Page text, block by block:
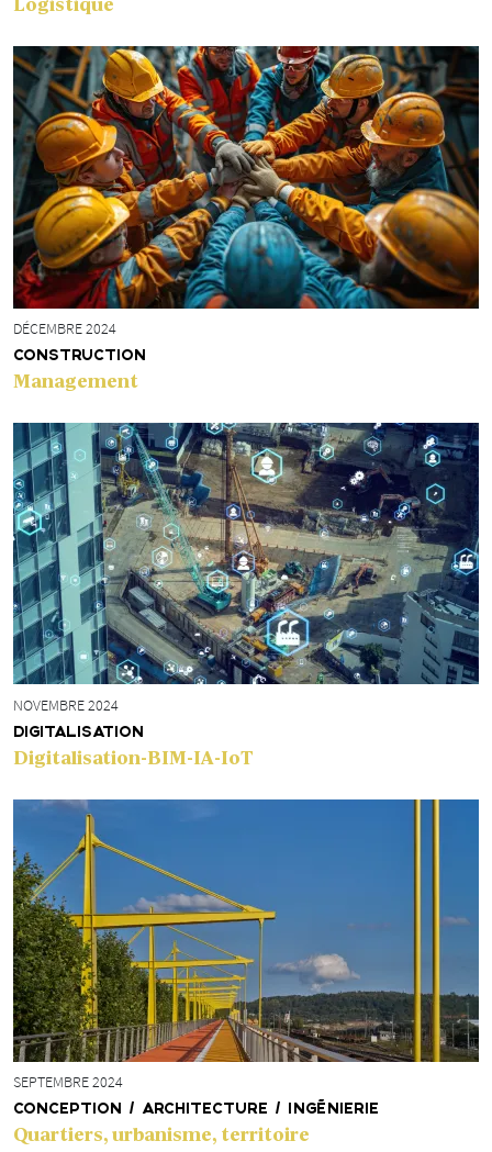
Logistique
DÉCEMBRE 2024
CONSTRUCTION
Management
NOVEMBRE 2024
DIGITALISATION
Digitalisation-BIM-IA-IoT
SEPTEMBRE 2024
CONCEPTION / ARCHITECTURE / INGÉNIERIE
Quartiers, urbanisme, territoire